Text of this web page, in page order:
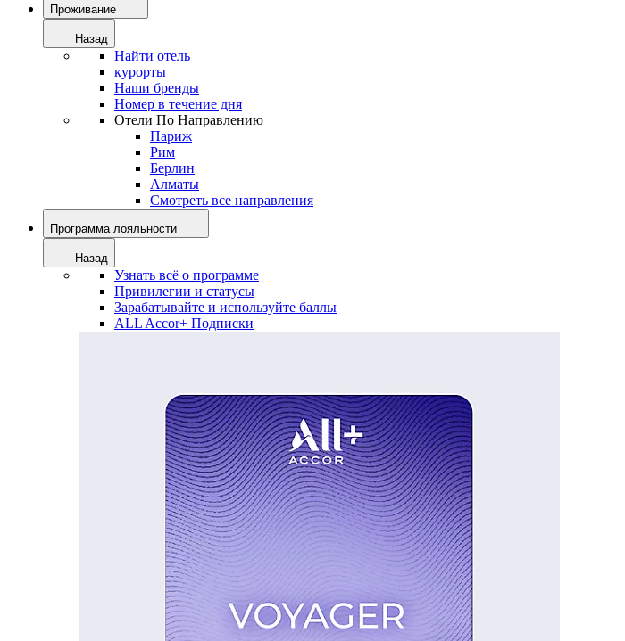
Проживание
Назад
Найти отель
курорты
Наши бренды
Номер в течение дня
Отели По Направлению
Париж
Рим
Берлин
Алматы
Смотреть все направления
Программа лояльности
Назад
Узнать всё о программе
Привилегии и статусы
Зарабатывайте и используйте баллы
ALL Accor+ Подписки